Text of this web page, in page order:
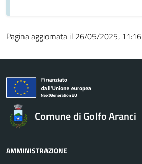
Pagina aggiornata il 26/05/2025, 11:16
Comune di Golfo Aranci
AMMINISTRAZIONE